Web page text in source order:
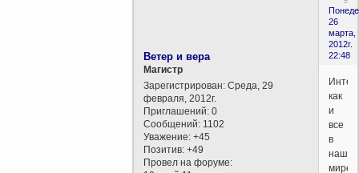
26
марта,
2012г.
22:48
Ветер и вера
Магистр
Зарегистрирован: Среда, 29
февраля, 2012г.
Приглашений: 0
Сообщений: 1102
Уважение: +45
Позитив: +49
Провел на форуме:
как
и
все
в
нашем
мире